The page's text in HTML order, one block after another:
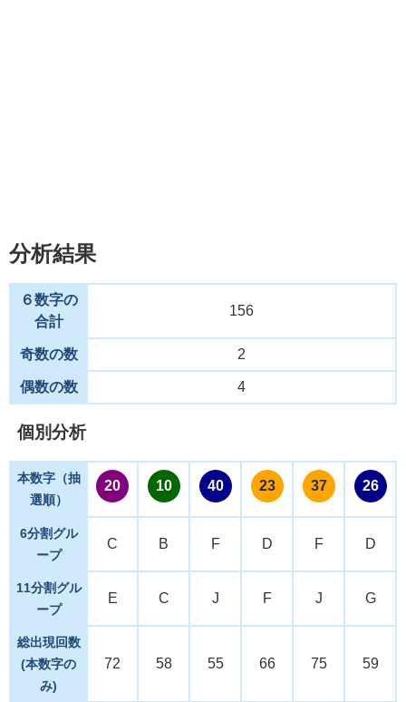
分析結果
６数字の
合計
156
奇数の数 2
偶数の数 4
個別分析
本数字（抽
選順）
20 10 40 23 37 26
6分割グル
ープ
C B F D F D
11分割グル
ープ
E C J F J G
総出現回数
(本数字の
み)
72 58 55 66 75 59